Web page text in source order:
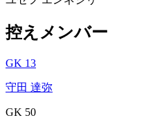
控えメンバー
GK 13
守田 達弥
GK 50